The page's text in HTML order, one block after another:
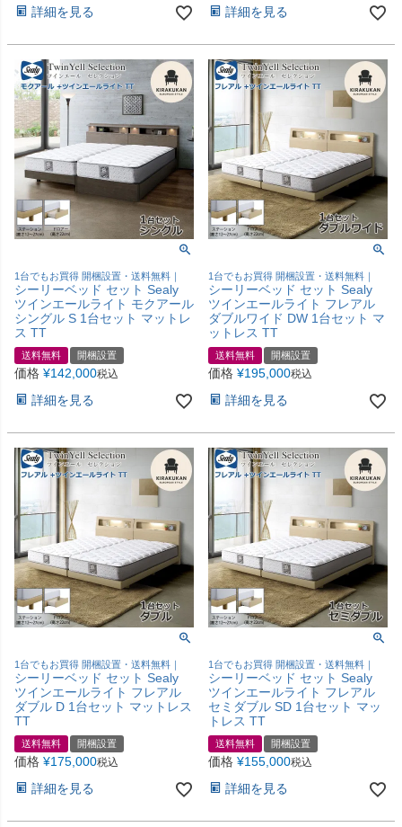
詳細を見る 詳細を見る
1台でもお買得 開梱設置・送料無料｜
シーリーベッド セット Sealy
ツインエールライト モクアール
シングル S 1台セット マットレ
ス TT
送料無料 開梱設置
価格 ¥142,000税込
詳細を見る
1台でもお買得 開梱設置・送料無料｜
シーリーベッド セット Sealy
ツインエールライト フレアル
ダブルワイド DW 1台セット マ
ットレス TT
送料無料 開梱設置
価格 ¥195,000税込
詳細を見る
1台でもお買得 開梱設置・送料無料｜
シーリーベッド セット Sealy
ツインエールライト フレアル
ダブル D 1台セット マットレス
TT
送料無料 開梱設置
価格 ¥175,000税込
詳細を見る
1台でもお買得 開梱設置・送料無料｜
シーリーベッド セット Sealy
ツインエールライト フレアル
セミダブル SD 1台セット マッ
トレス TT
送料無料 開梱設置
価格 ¥155,000税込
詳細を見る